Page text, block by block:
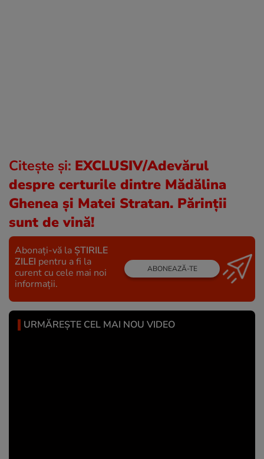
Citește și: EXCLUSIV/Adevărul
despre certurile dintre Mădălina
Ghenea și Matei Stratan. Părinții
sunt de vină!
Abonați-vă la ȘTIRILE
ZILEI pentru a fi la
curent cu cele mai noi
informații.
ABONEAZĂ-TE
URMĂREȘTE CEL MAI NOU VIDEO